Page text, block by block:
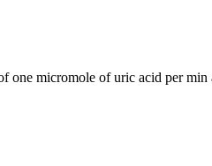
one micromole of uric acid per